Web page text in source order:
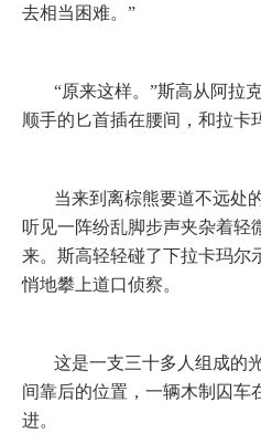
去相当困难。”
“原来这样。”斯高从阿拉
顺手的匕首插在腰间，和拉卡
当来到离棕熊要道不远处
听见一阵纷乱脚步声夹杂着轻
来。斯高轻轻碰了下拉卡玛尔
悄地攀上道口侦察。
这是一支三十多人组成的
间靠后的位置，一辆木制囚车
进。